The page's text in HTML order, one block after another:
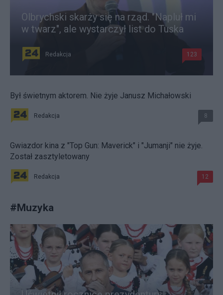
Olbrychski skarży się na rząd. "Napluł mi
w twarz", ale wystarczył list do Tuska
Redakcja 123
Był świetnym aktorem. Nie żyje Janusz Michałowski
Redakcja 8
Gwiazdor kina z "Top Gun: Maverick" i "Jumanji" nie żyje.
Został zasztyletowany
Redakcja 12
#Muzyka